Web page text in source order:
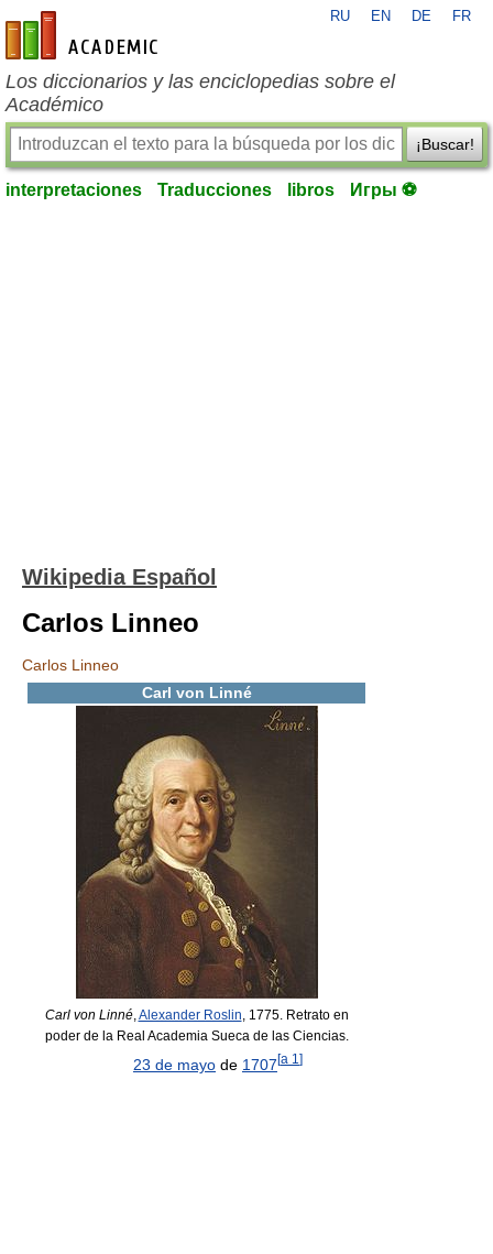
es-academic.com
RU EN DE FR
Los diccionarios y las enciclopedias sobre el
Académico
¡Buscar!
interpretaciones Traducciones libros Игры ⚽
Wikipedia Español
Carlos Linneo
Carlos Linneo
Carl von Linné
Carl von Linné, Alexander Roslin , 1775. Retrato en
poder de la Real Academia Sueca de las Ciencias.
23 de mayo de 1707[a 1 ]